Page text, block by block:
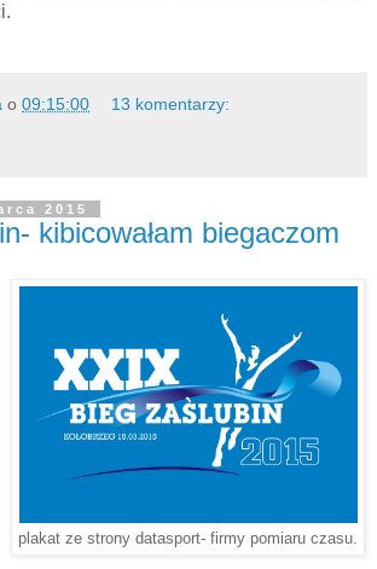
o 09:15:00 13 komentarzy:
2015
kibicowałam biegaczom
plakat ze strony datasport- firmy pomiaru czasu.